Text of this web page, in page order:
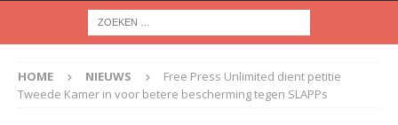
HOME NIEUWS
Free Press Unlimited dient petitie
Tweede Kamer in voor betere bescherming tegen SLAPPs